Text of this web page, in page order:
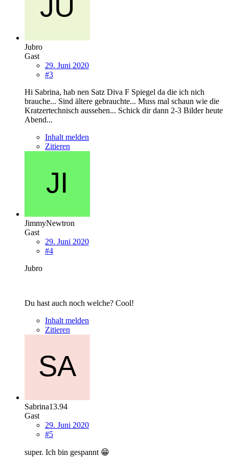
Jubro
Gast
29. Juni 2020
#3
Hi Sabrina, hab nen Satz Diva F Spiegel da die ich nich
brauche... Sind ältere gebrauchte... Muss mal schaun wie die
Kratzertechnisch aussehen... Schick dir dann 2-3 Bilder heute
Abend...
Inhalt melden
Zitieren
JimmyNewtron
Gast
29. Juni 2020
#4
Jubro
Du hast auch noch welche? Cool!
Inhalt melden
Zitieren
Sabrina13.94
Gast
29. Juni 2020
#5
super. Ich bin gespannt 😁